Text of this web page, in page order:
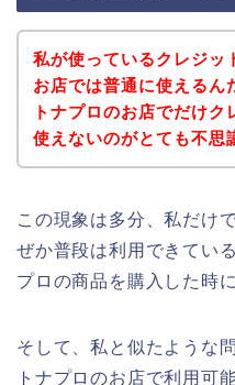
私が使っているクレジッ
お店では普通に使えるん
トナプロのお店でだけク
使えないのがとても不思
この現象は多分、私だけ
ぜか普段は利用できてい
プロの商品を購入した時
そして、私と似たような
トナプロのお店で利用可